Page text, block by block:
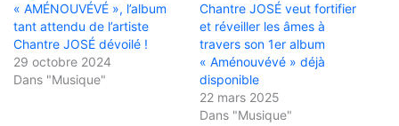
« AMÉNOUVÉVÉ », l’album
tant attendu de l’artiste
Chantre JOSÉ dévoilé !
29 octobre 2024
Dans "Musique"
Chantre JOSÉ veut fortifier
et réveiller les âmes à
travers son 1er album
« Aménouvévé » déjà
disponible
22 mars 2025
Dans "Musique"